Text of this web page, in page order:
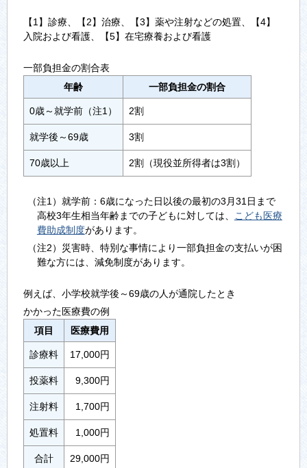
【1】診療、【2】治療、【3】薬や注射などの処置、【4】
入院および看護、【5】在宅療養および看護
一部負担金の割合表
年齢
一部負担金の割合
0歳～就学前（注1） 2割
就学後～69歳 3割
70歳以上 2割（現役並所得者は3割）
（注1）就学前：6歳になった日以後の最初の3月31日まで
高校3年生相当年齢までの子どもに対しては、
こども医療
費助成制度があります。
（注2）災害時、特別な事情により一部負担金の支払いが困
難な方には、減免制度があります。
例えば、小学校就学後～69歳の人が通院したとき
かかった医療費の例
項目
医療費用
診療料 17,000円
投薬料 9,300円
注射料 1,700円
処置料 1,000円
合計 29,000円